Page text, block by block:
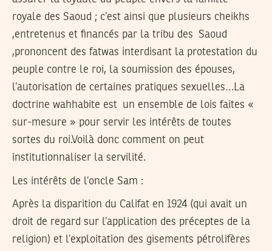
royale des Saoud ; c’est ainsi que plusieurs cheikhs
,entretenus et financés par la tribu des Saoud
,prononcent des fatwas interdisant la protestation du
peuple contre le roi, la soumission des épouses,
l’autorisation de certaines pratiques sexuelles…La
doctrine wahhabite est un ensemble de lois faites «
sur-mesure » pour servir les intérêts de toutes
sortes du roi.Voilà donc comment on peut
institutionnaliser la servilité.
Les intérêts de l’oncle Sam :
Après la disparition du Califat en 1924 (qui avait un
droit de regard sur l’application des préceptes de la
religion) et l’exploitation des gisements pétrolifères